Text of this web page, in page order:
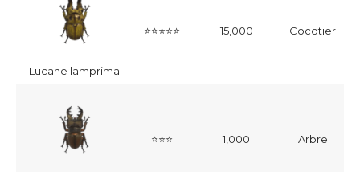
Lucane lamprima
⭐⭐⭐⭐⭐ 15,000 Cocotier
⭐⭐⭐ 1,000 Arbre